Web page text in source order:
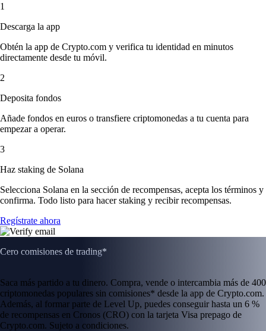
1
Descarga la app
Obtén la app de Crypto.com y verifica tu identidad en minutos
directamente desde tu móvil.
2
Deposita fondos
Añade fondos en euros o transfiere criptomonedas a tu cuenta para
empezar a operar.
3
Haz staking de Solana
Selecciona Solana en la sección de recompensas, acepta los términos y
confirma. Todo listo para hacer staking y recibir recompensas.
Regístrate ahora
Cero comisiones de trading*
Saca más partido a tu dinero. Compra, vende o intercambia más de 400
criptomonedas populares sin comisiones* desde la app de Crypto.com.
Además, al formar parte de Level Up, puedes conseguir hasta un 6 %
de recompensas en Cronos (CRO) con la tarjeta Visa prepago de
Crypto.com. Sujeto a condiciones.